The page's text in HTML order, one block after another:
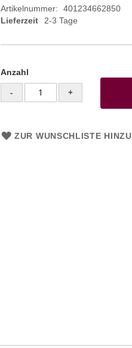
Artikelnummer
401234662850
Lieferzeit
2-3 Tage
Anzahl
- +
ZUR WUNSCHLISTE